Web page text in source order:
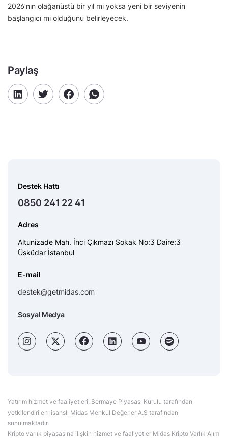
2026’nın olağanüstü bir yıl mı yoksa yeni bir seviyenin
başlangıcı mı olduğunu belirleyecek.
Paylaş
Destek Hattı
0850 241 22 41
Adres
Altunizade Mah. İnci Çıkmazı Sokak No:3 Daire:3
Üsküdar İstanbul
E-mail
destek@getmidas.com
Sosyal Medya
Yatırım hizmet ve faaliyetleri, Sermaye Piyasası Kurulu tarafından
yetkilendirilen lisanslı Midas Menkul Değerler A.Ş tarafından
sunulmaktadır.
Kripto varlık piyasasına ilişkin hizmet ve faaliyetler Midas Kripto Varlık Alım